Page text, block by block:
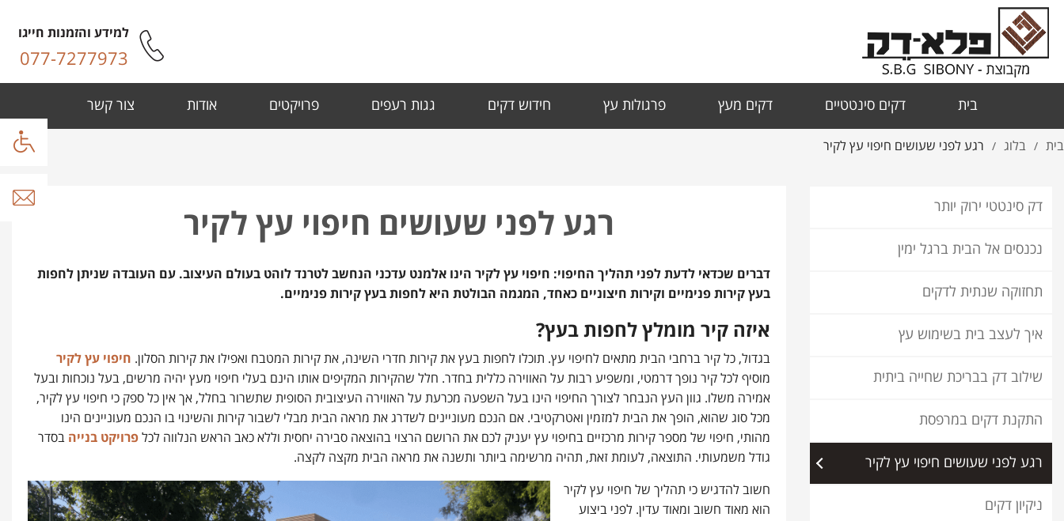
למידע והזמנות חייגו
077-7277973
בית דקים סינטטיים דקים מעץ פרגולות עץ חידוש דקים גגות רעפים פרויקטים אודות צור קשר
בית / בלוג / רגע לפני שעושים חיפוי עץ לקיר
דק סינטטי ירוק יותר
נכנסים אל הבית ברגל ימין
תחזוקה שנתית לדקים
איך לעצב בית בשימוש עץ
שילוב דק בבריכת שחייה ביתית
התקנת דקים במרפסת
רגע לפני שעושים חיפוי עץ לקיר
ניקיון דקים
רגע לפני שעושים חיפוי עץ לקיר
דברים שכדאי לדעת לפני תהליך החיפוי: חיפוי עץ לקיר הינו אלמנט עדכני הנחשב לטרנד לוהט בעולם העיצוב. עם העובדה שניתן לחפות
בעץ קירות פנימיים וקירות חיצוניים כאחד, המגמה הבולטת היא לחפות בעץ קירות פנימיים.
איזה קיר מומלץ לחפות בעץ?
בגדול, כל קיר ברחבי הבית מתאים לחיפוי עץ. תוכלו לחפות בעץ את קירות חדרי השינה, את קירות המטבח ואפילו את קירות הסלון. חיפוי עץ לקיר
מוסיף לכל קיר נופך דרמטי, ומשפיע רבות על האווירה כללית בחדר. חלל שהקירות המקיפים אותו הינם בעלי חיפוי מעץ יהיה מרשים, בעל נוכחות ובעל
אמירה משלו. גוון העץ הנבחר לצורך החיפוי הינו בעל השפעה מכרעת על האווירה העיצובית הסופית שתשרור בחלל, אך אין כל ספק כי חיפוי עץ לקיר,
מכל סוג שהוא, הופך את הבית למזמין ואטרקטיבי. אם הנכם מעוניינים לשדרג את מראה הבית מבלי לשבור קירות והשינוי בו הנכם מעוניינים הינו
מהותי, חיפוי של מספר קירות מרכזיים בחיפוי עץ יעניק לכם את הרושם הרצוי בהוצאה סבירה יחסית וללא כאב הראש הנלווה לכל פרויקט בנייה בסדר
גודל משמעותי. התוצאה, לעומת זאת, תהיה מרשימה ביותר ותשנה את מראה הבית מקצה לקצה.
חשוב להדגיש כי תהליך של חיפוי עץ לקיר
הוא מאוד חשוב ומאוד עדין. לפני ביצוע